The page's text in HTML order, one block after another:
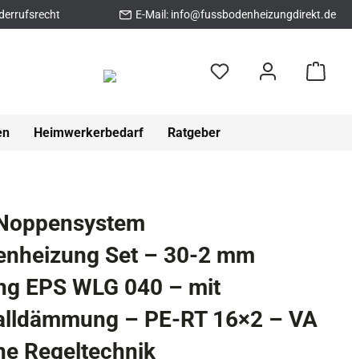
E-Mail: info@fussbodenheizungdirekt.de
Heimwerkerbedarf Ratgeber
Set – 30-2 mm
EPS WLG 040 – mit
– PE-RT 16×2 – VA
Regeltechnik